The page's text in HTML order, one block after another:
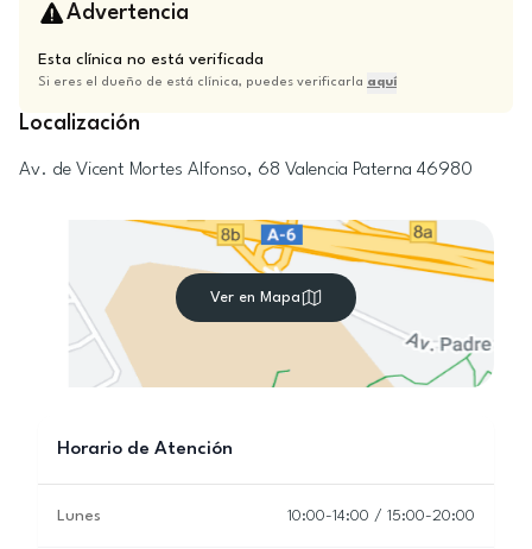
Advertencia
Esta clínica no está verificada
Si eres el dueño de está clínica, puedes verificarla aquí
Localización
Av. de Vicent Mortes Alfonso, 68 Valencia Paterna 46980
Ver en Mapa
Horario de Atención
Lunes 10:00-14:00 / 15:00-20:00